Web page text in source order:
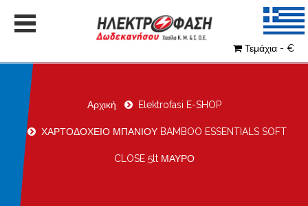
Τεμάχια - €
Αρχική Elektrofasi E-SHOP
ΧΑΡΤΟΔΟΧΕΙΟ ΜΠΑΝΙΟΥ BAMBOO ESSENTIALS SOFT
CLOSE 5lt ΜΑΥΡΟ